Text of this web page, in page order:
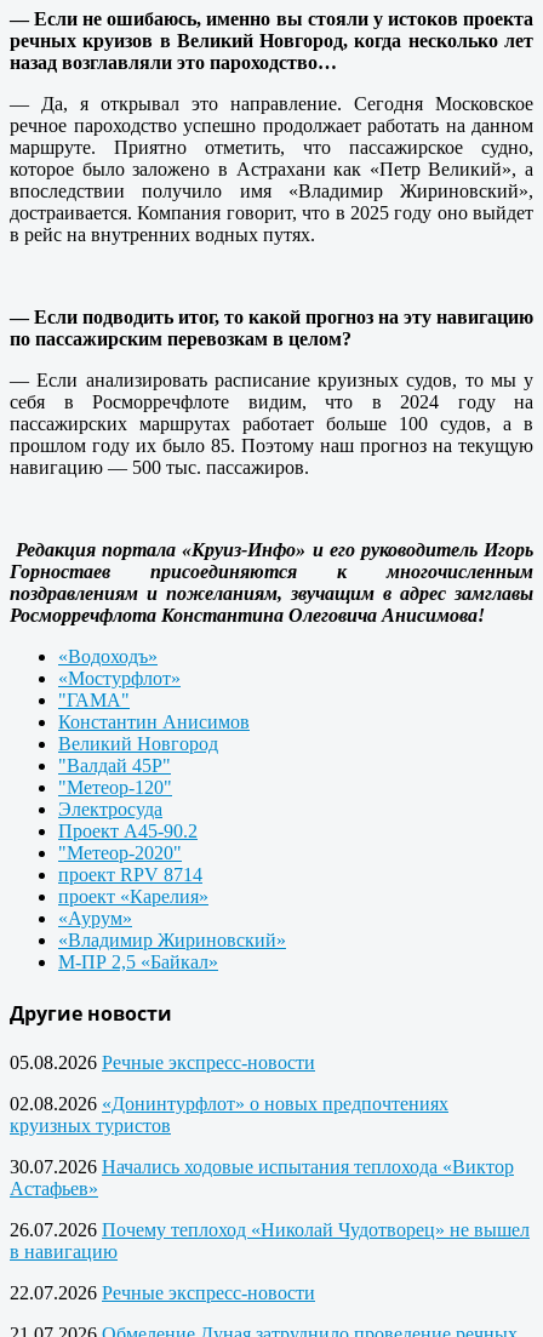
— Если не ошибаюсь, именно вы стояли у истоков проекта
речных круизов в Великий Новгород, когда несколько лет
назад возглавляли это пароходство…
— Да, я открывал это направление. Сегодня Московское
речное пароходство успешно продолжает работать на данном
маршруте. Приятно отметить, что пассажирское судно,
которое было заложено в Астрахани как «Петр Великий», а
впоследствии получило имя «Владимир Жириновский»,
достраивается. Компания говорит, что в 2025 году оно выйдет
в рейс на внутренних водных путях.
— Если подводить итог, то какой прогноз на эту навигацию
по пассажирским перевозкам в целом?
— Если анализировать расписание круизных судов, то мы у
себя в Росморречфлоте видим, что в 2024 году на
пассажирских маршрутах работает больше 100 судов, а в
прошлом году их было 85. Поэтому наш прогноз на текущую
навигацию — 500 тыс. пассажиров.
Редакция портала «Круиз-Инфо» и его руководитель Игорь
Горностаев присоединяются к многочисленным
поздравлениям и пожеланиям, звучащим в адрес замглавы
Росморречфлота Константина Олеговича Анисимова!
«Водоходъ»
«Мостурфлот»
"ГАМА"
Константин Анисимов
Великий Новгород
"Валдай 45Р"
"Метеор-120"
Электросуда
Проект А45-90.2
"Метеор-2020"
проект RPV 8714
проект «Карелия»
«Аурум»
«Владимир Жириновский»
М-ПР 2,5 «Байкал»
Другие новости
05.08.2026 Речные экспресс-новости
02.08.2026 «Донинтурфлот» о новых предпочтениях
круизных туристов
30.07.2026 Начались ходовые испытания теплохода «Виктор
Астафьев»
26.07.2026 Почему теплоход «Николай Чудотворец» не вышел
в навигацию
22.07.2026 Речные экспресс-новости